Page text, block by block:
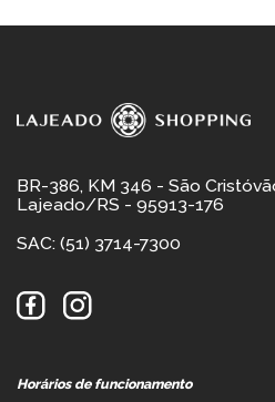
BR-386, KM 346 - São
Lajeado/RS - 95913-176
SAC: (51) 3714-7300
Horários de funcionamento